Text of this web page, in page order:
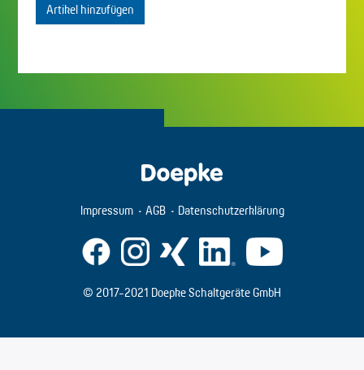
Artikel hinzufügen
Impressum AGB Datenschutzerklärung
© 2017-2021 Doepke Schaltgeräte GmbH